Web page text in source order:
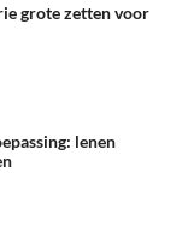
grote zetten voor
lenen